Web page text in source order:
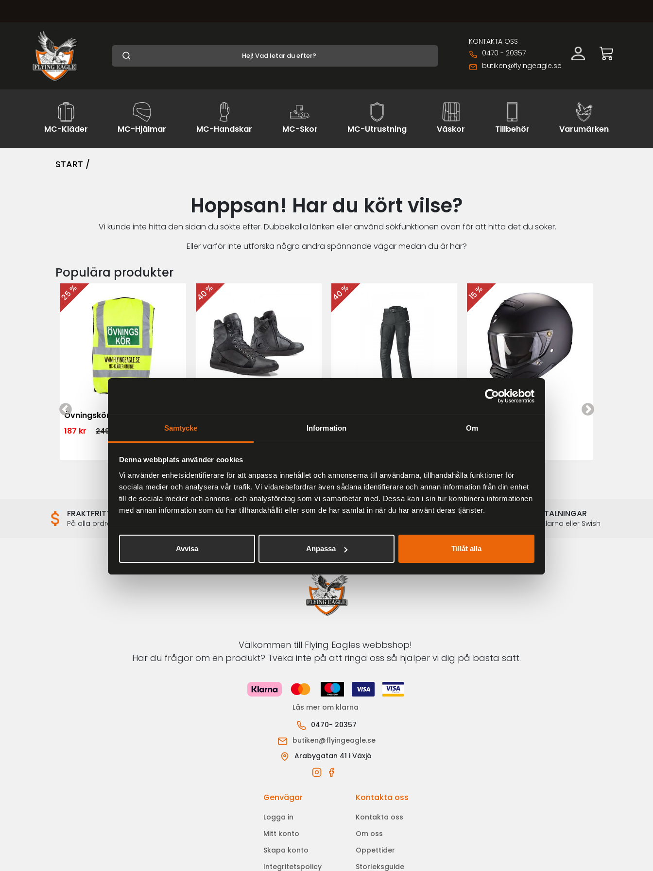
Samtycke Information Om
Denna webbplats använder cookies
Vi använder enhetsidentifierare för att anpassa innehållet och annonserna till användarna, tillhandahålla funktioner för
sociala medier och analysera vår trafik. Vi vidarebefordrar även sådana identifierare och annan information från din enhet
till de sociala medier och annons- och analysföretag som vi samarbetar med. Dessa kan i sin tur kombinera informationen
med annan information som du har tillhandahållit eller som de har samlat in när du har använt deras tjänster.
Avvisa Anpassa Tillåt alla
KONTAKTA OSS
0470 - 20357
butiken@flyingeagle.se
MC-Kläder MC-Hjälmar MC-Handskar MC-Skor MC-Utrustning Väskor Tillbehör Varumärken
START /
Hoppsan! Har du kört vilse?
Vi kunde inte hitta den sidan du sökte efter. Dubbelkolla länken eller använd sökfunktionen ovan för att hitta det du söker.
Eller varför inte utforska några andra spännande vägar medan du är här?
Populära produkter
25 %
Övningskörningsväst MC
187 kr
249 kr
40 % 40 %
Touring/Enduro MC-byxa
15 %
Mattsvart
FRAKTFRITT
På alla ordrar över 2000 kr
1-3 DAGAR LEVERANS SÄKRA BETALNINGAR
Betalkort, Klarna eller Swish
Välkommen till Flying Eagles webbshop!
Har du frågor om en produkt? Tveka inte på att ringa oss så hjälper vi dig på bästa sätt.
Läs mer om klarna
0470- 20357
butiken@flyingeagle.se
Arabygatan 41 i Växjö
Genvägar
Logga in
Mitt konto
Skapa konto
Integritetspolicy
Kontakta oss
Kontakta oss
Om oss
Öppettider
Storleksguide